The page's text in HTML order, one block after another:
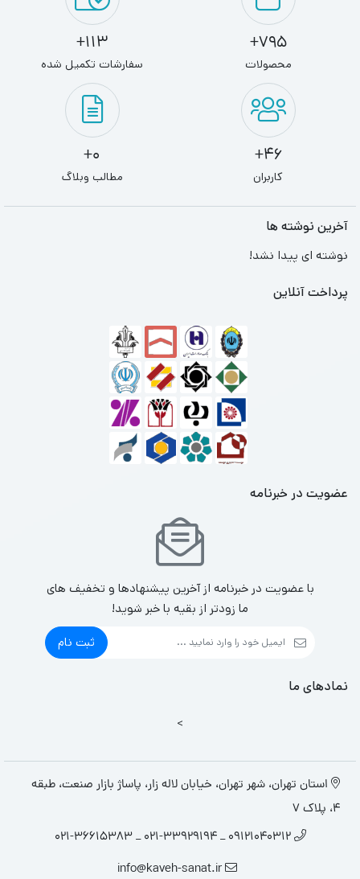
795+
محصولات
113+
سفارشات تکمیل شده
46+
کاربران
0+
مطالب وبلاگ
آخرین نوشته ها
نوشته ای پیدا نشد!
پرداخت آنلاین
عضویت در خبرنامه
با عضویت در خبرنامه از آخرین پیشنهادها و تخفیف های
ما زودتر از بقیه با خبر شوید!
ثبت نام
نمادهای ما
>
استان تهران، شهر تهران، خیابان لاله زار، پاساژ بازار صنعت، طبقه
4، پلاک 7
09121040312 _ 021-33929194 _ 021-36615383
info@kaveh-sanat.ir